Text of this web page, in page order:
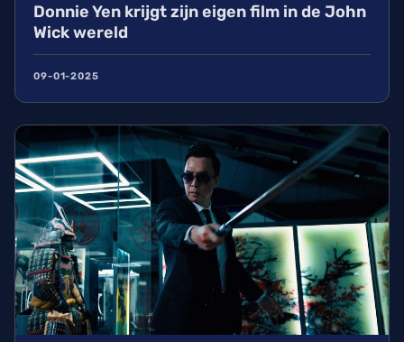
Donnie Yen krijgt zijn eigen film in de John
Wick wereld
09-01-2025